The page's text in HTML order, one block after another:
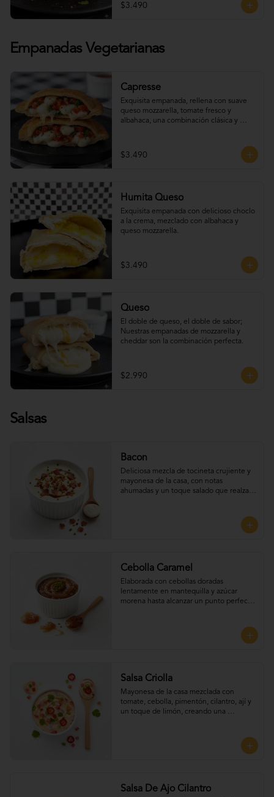
$3.490
Empanadas Vegetarianas
Capresse
Exquisita empanada, rellena con suave
queso mozzarella, tomate fresco y
albahaca, una combinación clásica y
$3.490
Humita Queso
Exquisita empanada con delicioso choclo
a la crema, mezclado con albahaca y
queso mozzarella.
$3.490
Queso
El doble de queso, el doble de sabor;
Nuestras empanadas de mozzarella y
cheddar son la combinación perfecta.
$2.990
Salsas
Bacon
Deliciosa mezcla de tocineta crujiente y
mayonesa de la casa, con notas
ahumadas y un toque salado que realza
Cebolla Caramel
Elaborada con cebollas doradas
lentamente en mantequilla y azúcar
morena hasta alcanzar un punto perfecto
Salsa Criolla
Mayonesa de la casa mezclada con
tomate, cebolla, pimentón, cilantro, ají y
un toque de limón, creando una
Salsa De Ajo Cilantro